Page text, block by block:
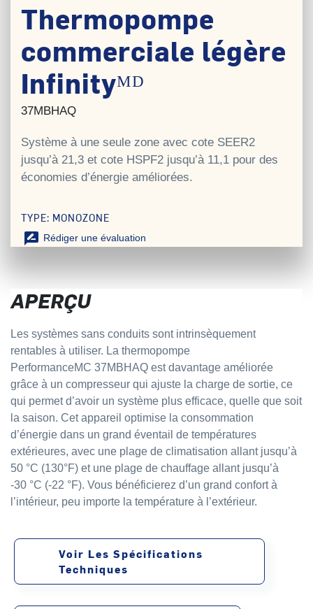
Thermopompe
commerciale légère
Infinityᴹᴰ
37MBHAQ
Système à une seule zone avec cote SEER2
jusqu’à 21,3 et cote HSPF2 jusqu’à 11,1 pour des
économies d’énergie améliorées.
TYPE: MONOZONE
rate_review Rédiger une évaluation
APERÇU
Les systèmes sans conduits sont intrinsèquement
rentables à utiliser. La thermopompe
PerformanceMC 37MBHAQ est davantage améliorée
grâce à un compresseur qui ajuste la charge de sortie, ce
qui permet d’avoir un système plus efficace, quelle que soit
la saison. Cet appareil optimise la consommation
d’énergie dans un grand éventail de températures
extérieures, avec une plage de climatisation allant jusqu’à
50 °C (130°F) et une plage de chauffage allant jusqu’à
-30 °C (-22 °F). Vous bénéficierez d’un grand confort à
l’intérieur, peu importe la température à l’extérieur.
Voir Les Spécifications
Techniques